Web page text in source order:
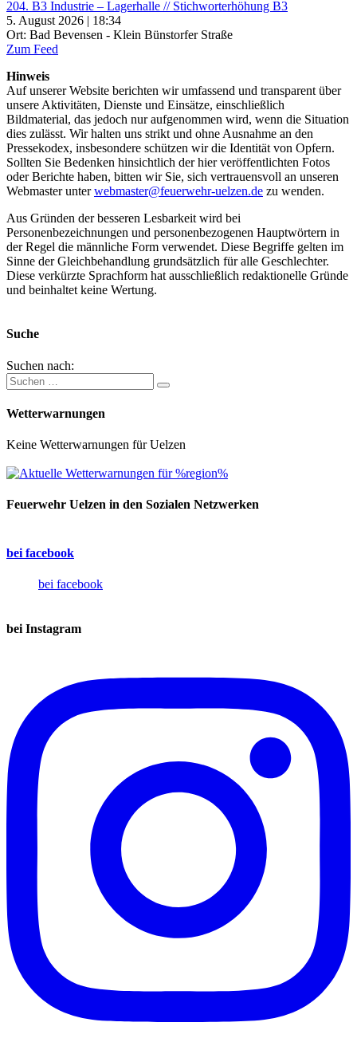
204. B3 Industrie – Lagerhalle // Stichworterhöhung B3
5. August 2026 | 18:34
Ort: Bad Bevensen - Klein Bünstorfer Straße
Zum Feed
Hinweis
Auf unserer Website berichten wir umfassend und transparent über
unsere Aktivitäten, Dienste und Einsätze, einschließlich
Bildmaterial, das jedoch nur aufgenommen wird, wenn die Situation
dies zulässt. Wir halten uns strikt und ohne Ausnahme an den
Pressekodex, insbesondere schützen wir die Identität von Opfern.
Sollten Sie Bedenken hinsichtlich der hier veröffentlichten Fotos
oder Berichte haben, bitten wir Sie, sich vertrauensvoll an unseren
Webmaster unterwebmaster@feuerwehr-uelzen.de zu wenden.
Aus Gründen der besseren Lesbarkeit wird bei
Personenbezeichnungen und personenbezogenen Hauptwörtern in
der Regel die männliche Form verwendet. Diese Begriffe gelten im
Sinne der Gleichbehandlung grundsätzlich für alle Geschlechter.
Diese verkürzte Sprachform hat ausschließlich redaktionelle Gründe
und beinhaltet keine Wertung.
Suche
Suchen nach:
Wetterwarnungen
Keine Wetterwarnungen für Uelzen
Feuerwehr Uelzen in den Sozialen Netzwerken
bei facebook
bei facebook
bei Instagram